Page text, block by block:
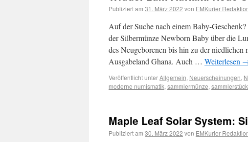
Publiziert am 31. März 2022 von EMKurier
Auf der Suche nach einem Baby-
der Silbermünze Newborn Baby über die
des Neugeborenen bis hin zu der
Ausgabeland Ghana. Auch … Weiterlesen
Veröffentlicht unterAllgemein, Neuerscheinungen,
moderne numismatik, sammlermünze, sammlerstück
Maple Leaf Solar System:
Publiziert am 30. März 2022 von EMKurier